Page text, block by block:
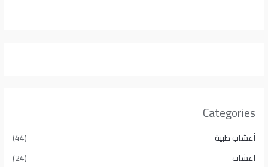
Categories
أعشاب طبية
(44)
اعشاب
(24)